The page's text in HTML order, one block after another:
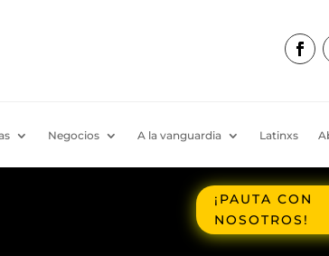
Negocios A la vanguardia Latinxs
¡PAUTA CON
NOSOTROS!